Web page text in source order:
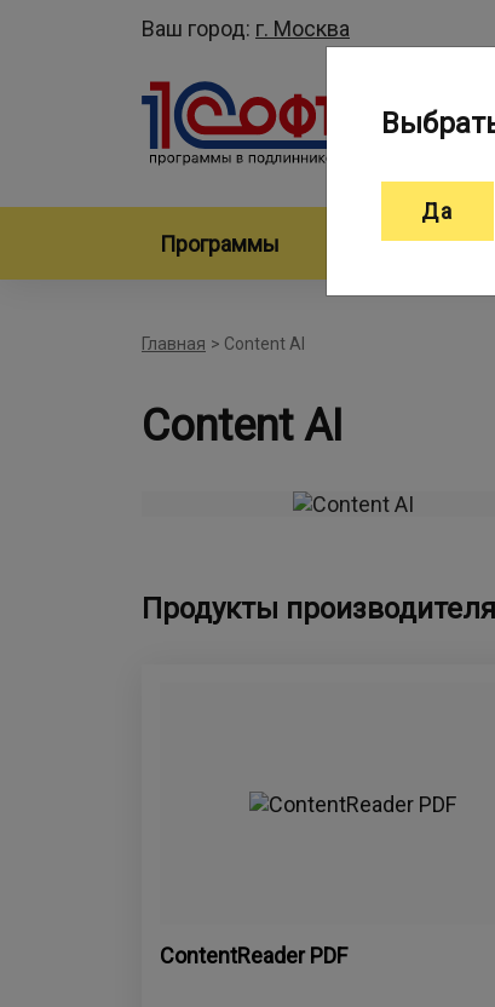
Ваш город: г. Москва
Программы
Главная > Content AI
Content AI
Продукты производителя
ContentReader PDF
Да